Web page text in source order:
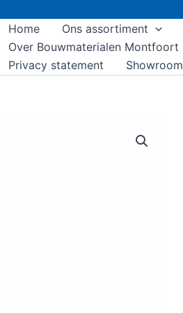
Home Ons assortiment
Over Bouwmaterialen Montfoort
Privacy statement
Showroom